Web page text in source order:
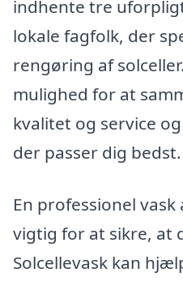
indhente tre
lokale fagfolk, der
rengøring af
mulighed for at
kvalitet og service
der passer dig bedst.
En professionel
vigtig for at sikre, at
Solcellevask kan